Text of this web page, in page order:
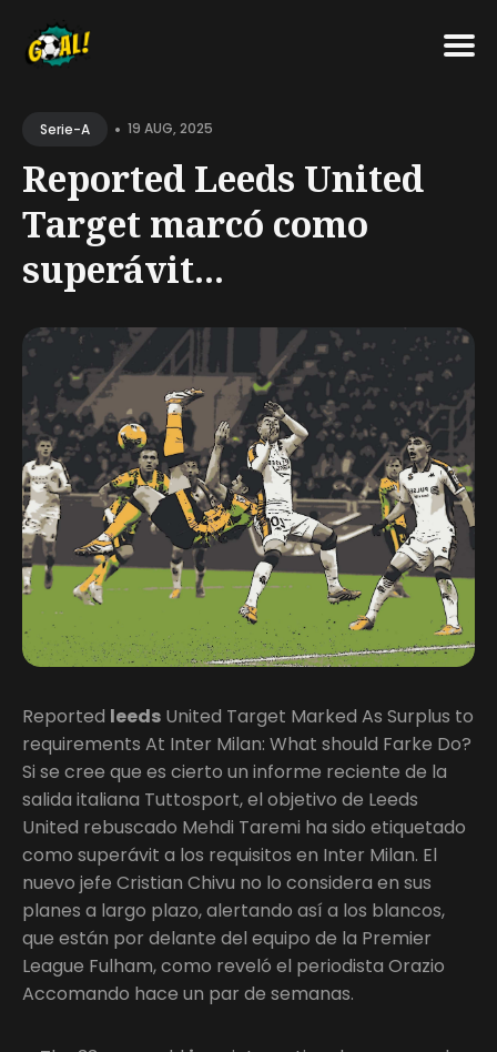
forSerie-A • 19 AUG, 2025
Reported Leeds United
Target marcó como
superávit...
Reported leeds United Target Marked As Surplus to
requirements At Inter Milan: What should Farke Do?
Si se cree que es cierto un informe reciente de la
salida italiana Tuttosport, el objetivo de Leeds
United rebuscado Mehdi Taremi ha sido etiquetado
como superávit a los requisitos en Inter Milan. El
nuevo jefe Cristian Chivu no lo considera en sus
planes a largo plazo, alertando así a los blancos,
que están por delante del equipo de la Premier
League Fulham, como reveló el periodista Orazio
Accomando hace un par de semanas.